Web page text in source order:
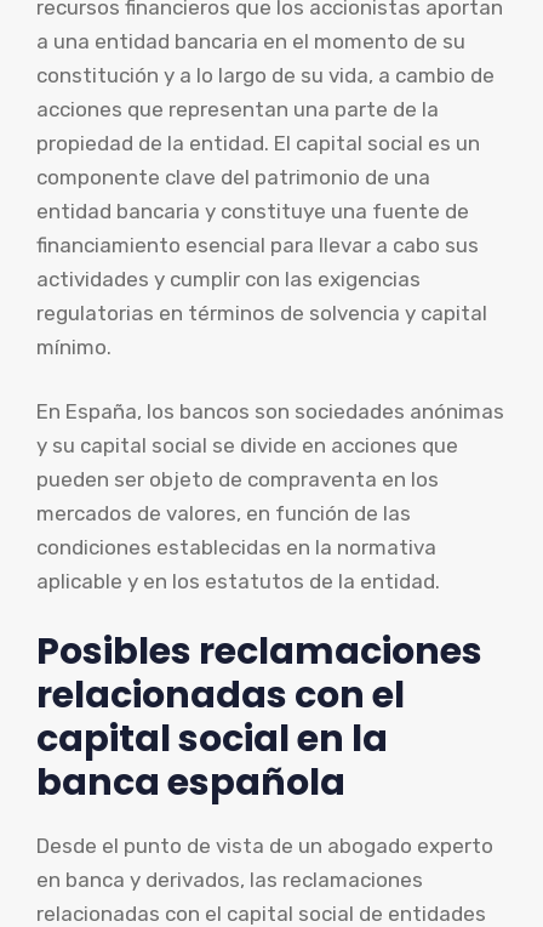
recursos financieros que los accionistas aportan
a una entidad bancaria en el momento de su
constitución y a lo largo de su vida, a cambio de
acciones que representan una parte de la
propiedad de la entidad. El capital social es un
componente clave del patrimonio de una
entidad bancaria y constituye una fuente de
financiamiento esencial para llevar a cabo sus
actividades y cumplir con las exigencias
regulatorias en términos de solvencia y capital
mínimo.
En España, los bancos son sociedades anónimas
y su capital social se divide en acciones que
pueden ser objeto de compraventa en los
mercados de valores, en función de las
condiciones establecidas en la normativa
aplicable y en los estatutos de la entidad.
Posibles reclamaciones
relacionadas con el
capital social en la
banca española
Desde el punto de vista de un abogado experto
en banca y derivados, las reclamaciones
relacionadas con el capital social de entidades